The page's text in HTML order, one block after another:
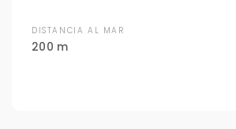
DISTANCIA AL MAR
200 m